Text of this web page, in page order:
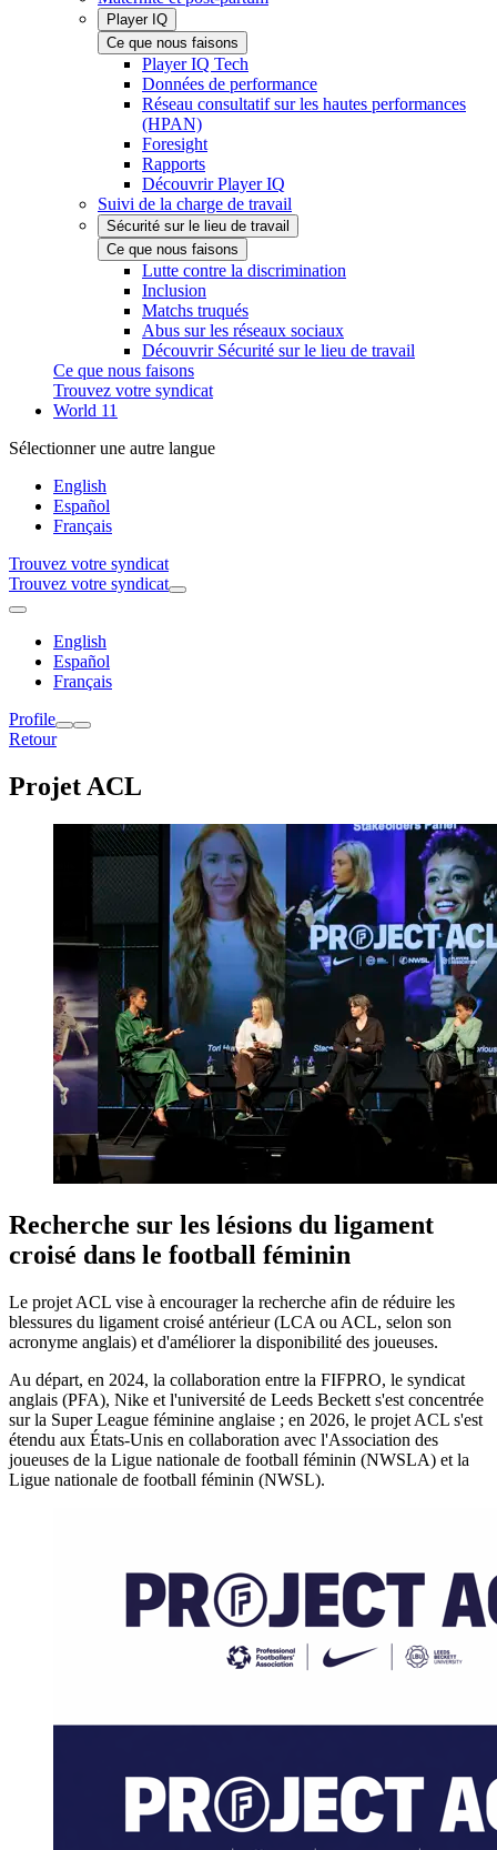
Player IQ
Ce que nous faisons
Player IQ Tech
Données de performance
Réseau consultatif sur les hautes performances
(HPAN)
Foresight
Rapports
Découvrir Player IQ
Suivi de la charge de travail
Sécurité sur le lieu de travail
Ce que nous faisons
Lutte contre la discrimination
Inclusion
Matchs truqués
Abus sur les réseaux sociaux
Découvrir Sécurité sur le lieu de travail
Ce que nous faisons
Trouvez votre syndicat
World 11
Sélectionner une autre langue
English
Español
Français
Trouvez votre syndicat
Trouvez votre syndicat
English
Español
Français
Profile
Retour
Projet ACL
Recherche sur les lésions du ligament
croisé dans le football féminin
Le projet ACL vise à encourager la recherche afin de réduire les
blessures du ligament croisé antérieur (LCA ou ACL, selon son
acronyme anglais) et d'améliorer la disponibilité des joueuses.
Au départ, en 2024, la collaboration entre la FIFPRO, le syndicat
anglais (PFA), Nike et l'université de Leeds Beckett s'est concentrée
sur la Super League féminine anglaise ; en 2026, le projet ACL s'est
étendu aux États-Unis en collaboration avec l'Association des
joueuses de la Ligue nationale de football féminin (NWSLA) et la
Ligue nationale de football féminin (NWSL).